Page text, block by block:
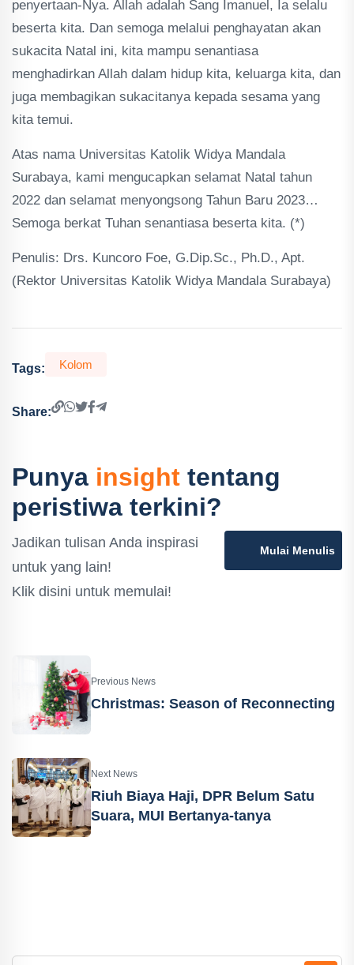
penyertaan-Nya. Allah adalah Sang Imanuel, Ia selalu
beserta kita. Dan semoga melalui penghayatan akan
sukacita Natal ini, kita mampu senantiasa
menghadirkan Allah dalam hidup kita, keluarga kita, dan
juga membagikan sukacitanya kepada sesama yang
kita temui.
Atas nama Universitas Katolik Widya Mandala
Surabaya, kami mengucapkan selamat Natal tahun
2022 dan selamat menyongsong Tahun Baru 2023…
Semoga berkat Tuhan senantiasa beserta kita. (*)
Penulis: Drs. Kuncoro Foe, G.Dip.Sc., Ph.D., Apt.
(Rektor Universitas Katolik Widya Mandala Surabaya)
Tags: Kolom
Share:
Punya insight tentang
peristiwa terkini?
Jadikan tulisan Anda inspirasi
untuk yang lain!
Klik disini untuk memulai!
Mulai Menulis
Previous News
Christmas: Season of Reconnecting
Next News
Riuh Biaya Haji, DPR Belum Satu
Suara, MUI Bertanya-tanya